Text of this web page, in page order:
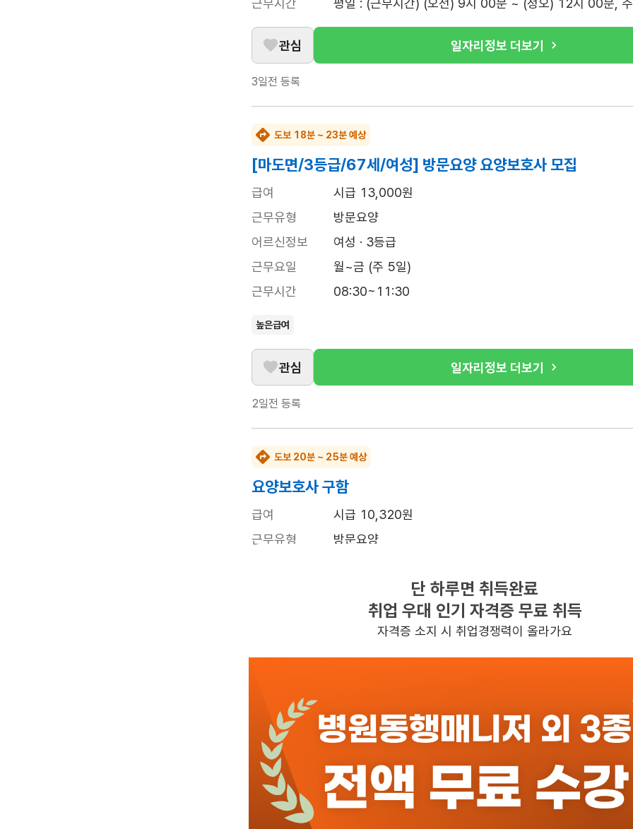
근무시간
평일 : (근무시간) (오전) 9시 00분 ~ (정오) 12시 00분,
관심 일자리정보 더보기
3일전 등록
도보 18분 ~ 23분 예상
[마도면/3등급/67세/여성] 방문요양 요양보호사 모집
급여
시급 13,000원
근무유형
방문요양
어르신정보
여성 · 3등급
근무요일
월~금 (주 5일)
근무시간
08:30~11:30
높은급여
관심 일자리정보 더보기
2일전 등록
도보 20분 ~ 25분 예상
요양보호사 구함
급여
시급 10,320원
근무유형
방문요양
평일 : (근무시간) (오전) 8시 00분 ~ (오전) 11시 00분, 주
관심 일자리정보 더보기
반경 3KM 이내의 일자리 확인하기
단 하루면 취득완료
취업 우대 인기 자격증 무료 취득
자격증 소지 시 취업경쟁력이 올라가요